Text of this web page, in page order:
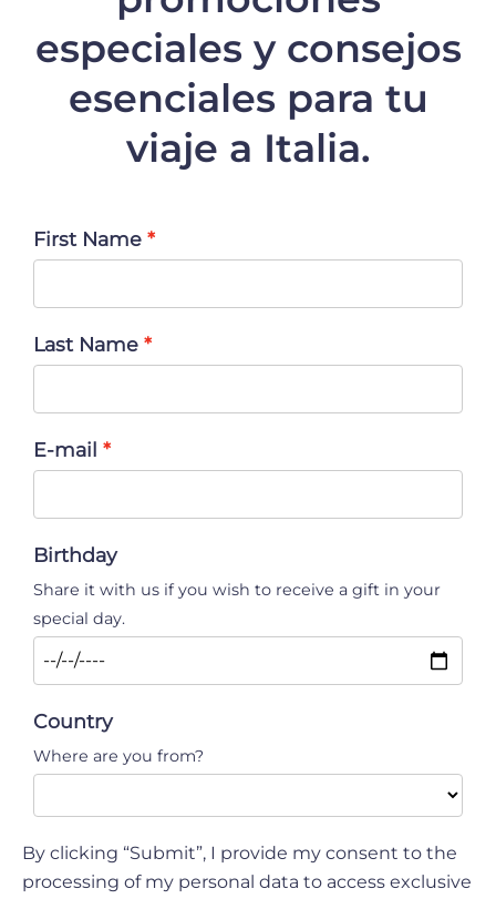
especiales y consejos
esenciales para tu
viaje a Italia.
First Name
Last Name
E-mail
Birthday
Share it with us if you wish to receive a gift in your
special day.
Country
Where are you from?
By clicking “Submit”, I provide my consent to the
processing of my personal data to access exclusive